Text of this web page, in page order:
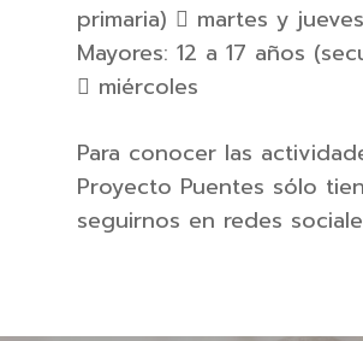
primaria)  martes y jueves
Mayores: 12 a 17 años
 miércoles
Para conocer las
Proyecto Puentes sólo
seguirnos en redes